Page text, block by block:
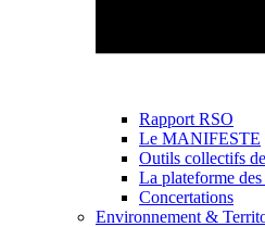
Rapport RSO
Le MANIFESTE
Outils collectifs
La plateforme
Concertations
Environnement &